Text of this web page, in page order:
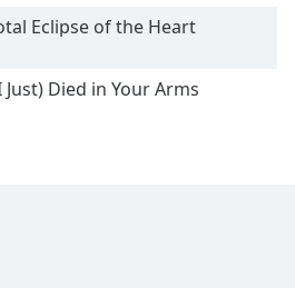
Eclipse of the Heart
Just) Died in Your Arms